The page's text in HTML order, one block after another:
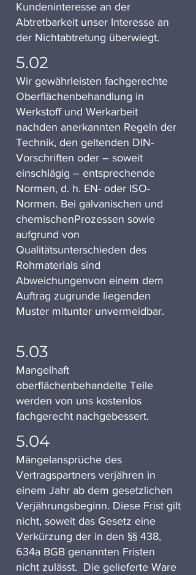
Kundeninteresse an der
Abtretbarkeit unser Interesse an
der Nichtabtretung überwiegt.
5.02
Wir gewährleisten fachgerechte
Oberflächenbehandlung in
Werkstoff und Werkarbeit
nachden anerkannten Regeln der
Technik, den geltenden DIN-
Vorschriften oder – soweit
einschlägig – entsprechende
Normen, d. h. EN- oder ISO-
Normen. Bei galvanischen und
chemischenProzessen sowie
aufgrund von
Qualitätsunterschieden des
Rohmaterials sind
Abweichungenvon einem dem
Auftrag zugrunde liegenden
Muster mitunter unvermeidbar.
5.03
Mangelhaft
oberflächenbehandelte Teile
werden von uns kostenlos
fachgerecht nachgebessert.
5.04
Mängelansprüche des
Vertragspartners verjähren in
einem Jahr ab dem gesetzlichen
Verjährungsbeginn. Diese Frist gilt
nicht, soweit das Gesetz eine
Verkürzung der in den §§ 438,
634a BGB genannten Fristen
nicht zulässt. Die gelieferte Ware